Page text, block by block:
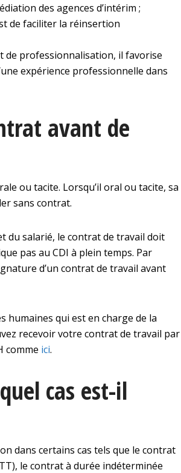
des agences d’intérim ;
de faciliter la réinsertion
de professionnalisation, il favorise
expérience professionnelle dans
avant de
ou tacite. Lorsqu’il oral ou tacite, sa
sans contrat.
du salarié, le contrat de travail doit
pas au CDI à plein temps. Par
d’un contrat de travail avant
humaines qui est en charge de la
recevoir votre contrat de travail par
comme ici.
cas est-il
dans certains cas tels que le contrat
le contrat à durée indéterminée